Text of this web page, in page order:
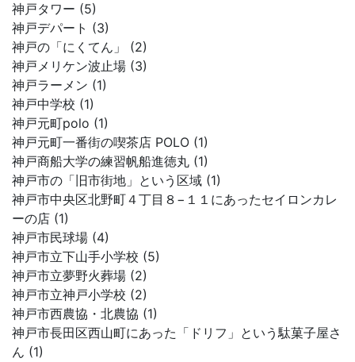
神戸タワー (5)
神戸デパート (3)
神戸の「にくてん」 (2)
神戸メリケン波止場 (3)
神戸ラーメン (1)
神戸中学校 (1)
神戸元町polo (1)
神戸元町一番街の喫茶店 POLO (1)
神戸商船大学の練習帆船進徳丸 (1)
神戸市の「旧市街地」という区域 (1)
神戸市中央区北野町４丁目８−１１にあったセイロンカレ
ーの店 (1)
神戸市民球場 (4)
神戸市立下山手小学校 (5)
神戸市立夢野火葬場 (2)
神戸市立神戸小学校 (2)
神戸市西農協・北農協 (1)
神戸市長田区西山町にあった「ドリフ」という駄菓子屋さ
ん (1)